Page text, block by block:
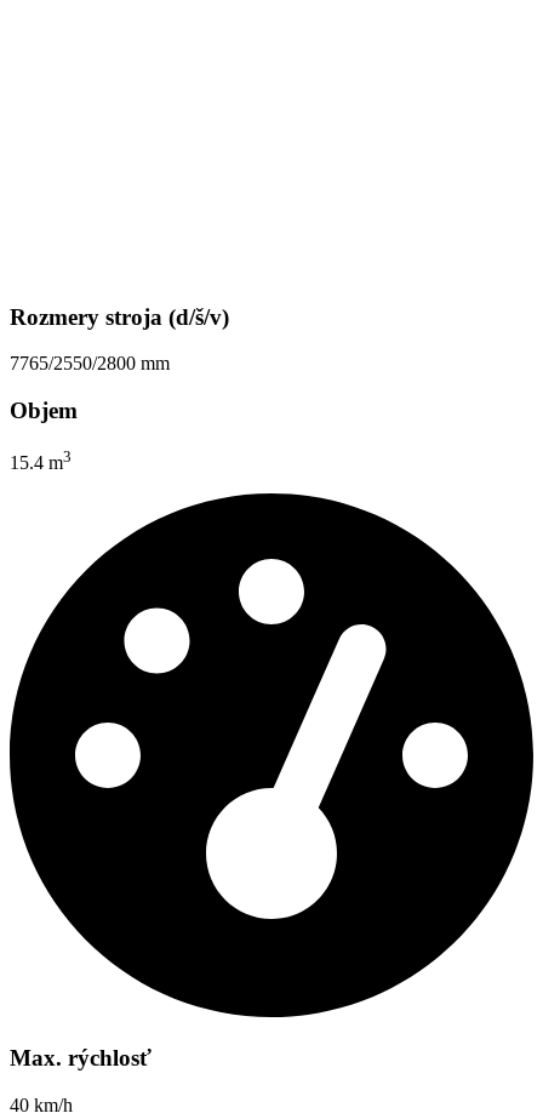
Rozmery stroja (d/š/v)
7765/2550/2800 mm
Objem
15.4 m3
Max. rýchlosť
40 km/h